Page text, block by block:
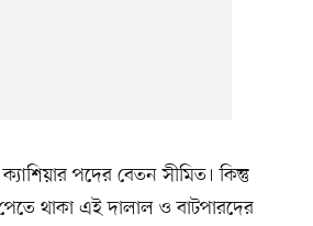
পদের বেতন সীমিত। কিন্তু
থাকা এই দালাল ও বাটপারদের